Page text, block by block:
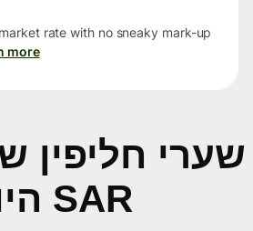
market rate with no sneaky mark-up
more
SAR היום